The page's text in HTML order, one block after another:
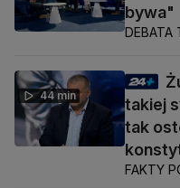
bywa"
DEBATA
44 min
takiej
tak
FAKTY